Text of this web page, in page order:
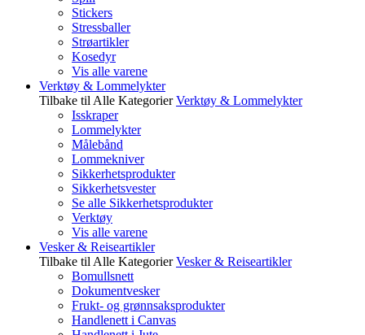
Stickers
Stressballer
Strøartikler
Kosedyr
Vis alle varene
Verktøy & Lommelykter
Tilbake til Alle Kategorier Verktøy & Lommelykter
Isskraper
Lommelykter
Målebånd
Lommekniver
Sikkerhetsprodukter
Sikkerhetsvester
Se alle Sikkerhetsprodukter
Verktøy
Vis alle varene
Vesker & Reiseartikler
Tilbake til Alle Kategorier Vesker & Reiseartikler
Bomullsnett
Dokumentvesker
Frukt- og grønnsaksprodukter
Handlenett i Canvas